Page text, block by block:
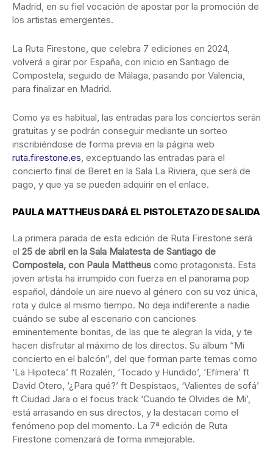
Madrid, en su fiel vocación de apostar por la promoción de
los artistas emergentes.
La Ruta Firestone, que celebra 7 ediciones en 2024,
volverá a girar por España, con inicio en Santiago de
Compostela, seguido de Málaga, pasando por Valencia,
para finalizar en Madrid.
Como ya es habitual, las entradas para los conciertos serán
gratuitas y se podrán conseguir mediante un sorteo
inscribiéndose de forma previa en la página web
ruta.firestone.es, exceptuando las entradas para el
concierto final de Beret en la Sala La Riviera, que será de
pago, y que ya se pueden adquirir en el enlace.
PAULA MATTHEUS DARÁ EL PISTOLETAZO DE SALIDA
La primera parada de esta edición de Ruta Firestone será
el 25 de abril en la Sala Malatesta de Santiago de
Compostela, con Paula Mattheus como protagonista. Esta
joven artista ha irrumpido con fuerza en el panorama pop
español, dándole un aire nuevo al género con su voz única,
rota y dulce al mismo tiempo. No deja indiferente a nadie
cuándo se sube al escenario con canciones
eminentemente bonitas, de las que te alegran la vida, y te
hacen disfrutar al máximo de los directos. Su álbum “Mi
concierto en el balcón”, del que forman parte temas como
‘La Hipoteca’ ft Rozalén, ‘Tocado y Hundido’, ‘Efímera’ ft
David Otero, ‘¿Para qué?’ ft Despistaos, ‘Valientes de sofá’
ft Ciudad Jara o el focus track ‘Cuando te Olvides de Mi’,
está arrasando en sus directos, y la destacan como el
fenómeno pop del momento. La 7ª edición de Ruta
Firestone comenzará de forma inmejorable.